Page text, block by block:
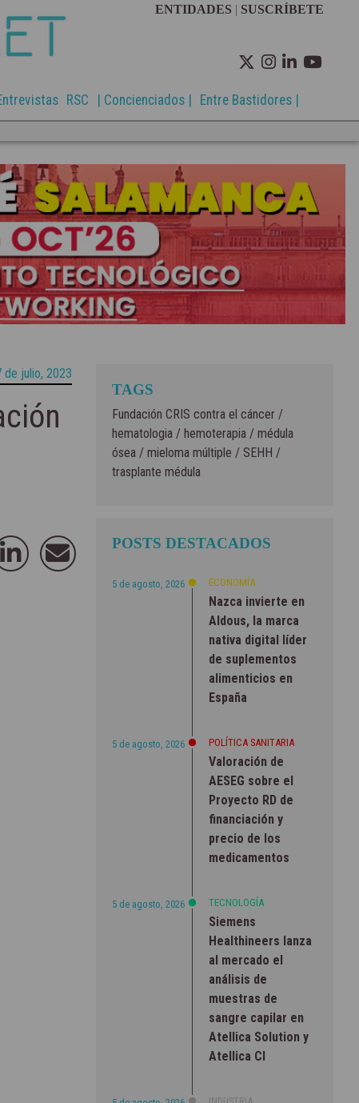
ENTIDADES | SUSCRÍBETE
RSC | Concienciados | Entre Bastidores |
de julio, 2023
TAGS
Fundación CRIS contra el cáncer/
hematologia/hemoterapia/médula
ósea/mieloma múltiple /SEHH /
trasplante médula
POSTS DESTACADOS
5 de agosto, 2026 ECONOMÍA
Nazca invierte en
Aldous, la marca
nativa digital líder
de suplementos
alimenticios en
España
5 de agosto, 2026 POLÍTICA SANITARIA
Valoración de
AESEG sobre el
Proyecto RD de
financiación y
precio de los
medicamentos
5 de agosto, 2026 TECNOLOGÍA
Siemens
Healthineers lanza
al mercado el
análisis de
muestras de
sangre capilar en
Atellica Solution y
Atellica CI